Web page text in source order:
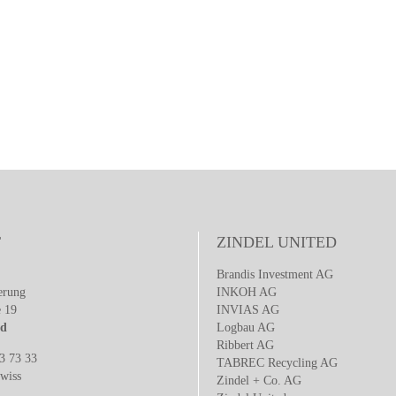
19
73 33
ZINDEL UNITED
Brandis Investment AG
INKOH AG
INVIAS AG
Logbau AG
Ribbert AG
TABREC Recycling AG
Zindel + Co. AG